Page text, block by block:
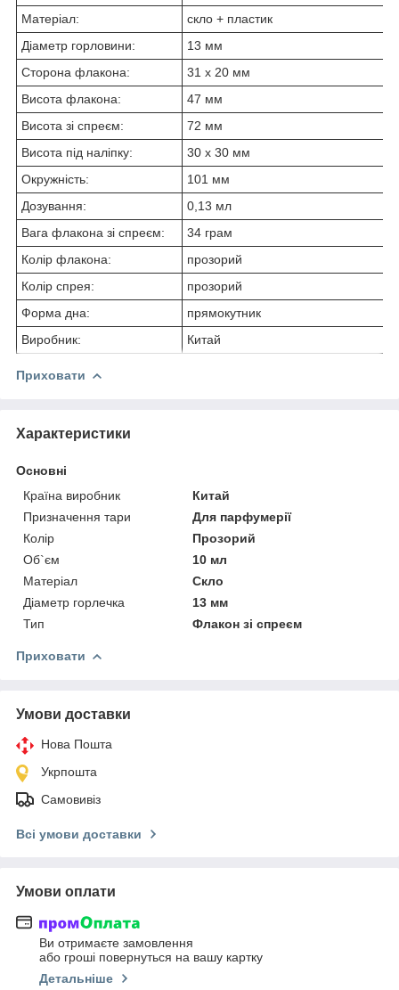
Матеріал:
скло + пластик
Діаметр горловини:
13 мм
Сторона флакона:
31 х 20 мм
Висота флакона:
47 мм
Висота зі спреєм:
72 мм
Висота під наліпку:
30 х 30 мм
Окружність:
101 мм
Дозування:
0,13 мл
Вага флакона зі спреєм:
34 грам
Колір флакона:
прозорий
Колір спрея:
прозорий
Форма дна:
прямокутник
Виробник:
Китай
Приховати
Характеристики
Основні
Країна виробник
Китай
Призначення тари
Для парфумерії
Колір
Прозорий
Об`єм
10 мл
Матеріал
Скло
Діаметр горлечка
13 мм
Тип
Флакон зі спреєм
Приховати
Умови доставки
Нова Пошта
Укрпошта
Самовивіз
Всі умови доставки
Умови оплати
Ви отримаєте замовлення
або гроші повернуться на вашу картку
Детальніше